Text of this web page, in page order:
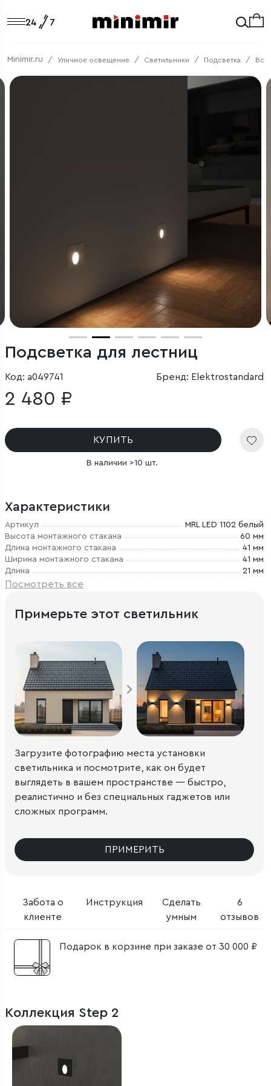
Minimir.ru Уличное освещение Светильники Подсветка
Подсветка для лестниц
Код: a049741 Бренд: Elektrostandard
2 480 ₽
КУПИТЬ
В наличии >10 шт.
Характеристики
Артикул
MRL LED 1102 белый
Высота монтажного стакана
60 мм
Длина монтажного стакана
41 мм
Ширина монтажного стакана
41 мм
Длина
21 мм
Посмотреть все
Забота о
клиенте
Инструкция
Сделать
умным
6
отзывов
Подарок в корзине при заказе от 30 000 ₽
Примерьте этот светильник
Загрузите фотографию места установки
светильника и посмотрите, как он будет
выглядеть в вашем пространстве — быстро,
реалистично и без специальных гаджетов или
сложных программ.
ПРИМЕРИТЬ
Коллекция Step 2